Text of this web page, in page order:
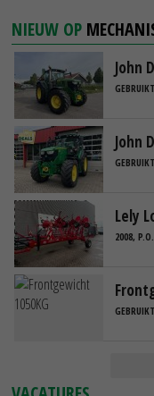
NIEUW OP
John
John
Lely
2008,